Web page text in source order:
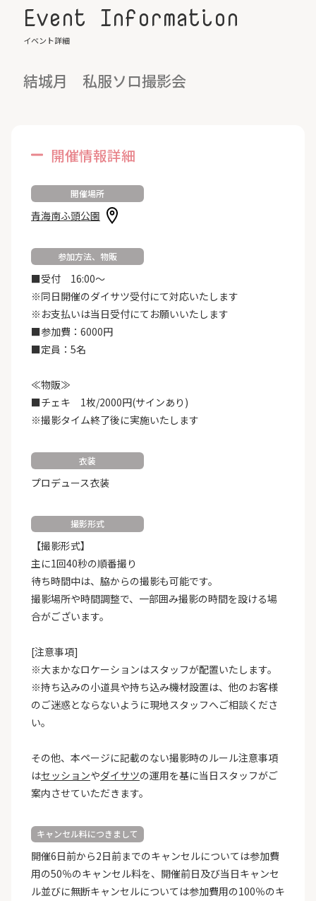
Event Information
イベント詳細
結城月 私服ソロ撮影会
開催情報詳細
開催場所
青海南ふ頭公園
参加方法、物販
■受付 16:00～
※同日開催のダイサツ受付にて対応いたします
※お支払いは当日受付にてお願いいたします
■参加費：6000円
■定員：5名
≪物販≫
■チェキ 1枚/2000円(サインあり)
※撮影タイム終了後に実施いたします
衣装
プロデュース衣装
撮影形式
【撮影形式】
主に1回40秒の順番撮り
待ち時間中は、脇からの撮影も可能です。
撮影場所や時間調整で、一部囲み撮影の時間を設ける場
合がございます。
[注意事項]
※大まかなロケーションはスタッフが配置いたします。
※持ち込みの小道具や持ち込み機材設置は、他のお客様
のご迷惑とならないように現地スタッフへご相談くださ
い。
その他、本ページに記載のない撮影時のルール注意事項
はセッションやダイサツの運用を基に当日スタッフがご
案内させていただきます。
キャンセル料につきまして
開催6日前から2日前までのキャンセルについては参加費
用の50％のキャンセル料を、開催前日及び当日キャンセ
ル並びに無断キャンセルについては参加費用の100％のキ